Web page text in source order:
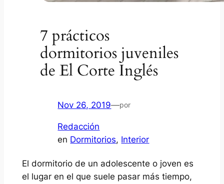
7 prácticos
dormitorios juveniles
de El Corte Inglés
Nov 26, 2019—por
Redacción
en Dormitorios, Interior
El dormitorio de un adolescente o joven es
el lugar en el que suele pasar más tiempo,